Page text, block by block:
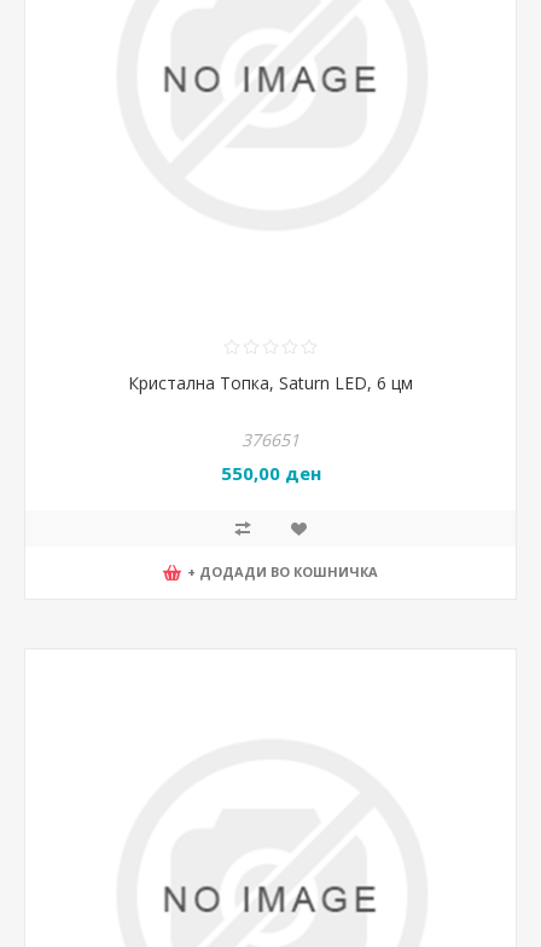
Кристална Топка, Saturn LED, 6 цм
376651
550,00 ден
+ ДОДАДИ ВО КОШНИЧКА